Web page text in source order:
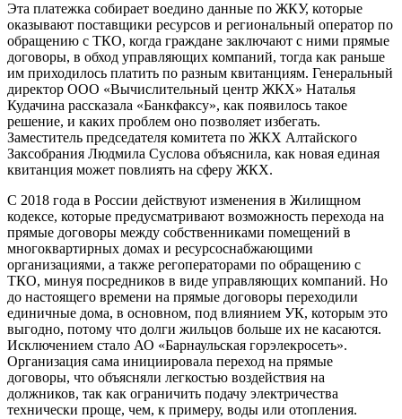
Эта платежка собирает воедино данные по ЖКУ, которые
оказывают поставщики ресурсов и региональный оператор по
обращению с ТКО, когда граждане заключают с ними прямые
договоры, в обход управляющих компаний, тогда как раньше
им приходилось платить по разным квитанциям. Генеральный
директор ООО «Вычислительный центр ЖКХ» Наталья
Кудачина рассказала «Банкфаксу», как появилось такое
решение, и каких проблем оно позволяет избегать.
Заместитель председателя комитета по ЖКХ Алтайского
Заксобрания Людмила Суслова объяснила, как новая единая
квитанция может повлиять на сферу ЖКХ.
С 2018 года в России действуют изменения в Жилищном
кодексе, которые предусматривают возможность перехода на
прямые договоры между собственниками помещений в
многоквартирных домах и ресурсоснабжающими
организациями, а также регоператорами по обращению с
ТКО, минуя посредников в виде управляющих компаний. Но
до настоящего времени на прямые договоры переходили
единичные дома, в основном, под влиянием УК, которым это
выгодно, потому что долги жильцов больше их не касаются.
Исключением стало АО «Барнаульская горэлекросеть».
Организация сама инициировала переход на прямые
договоры, что объясняли легкостью воздействия на
должников, так как ограничить подачу электричества
технически проще, чем, к примеру, воды или отопления.